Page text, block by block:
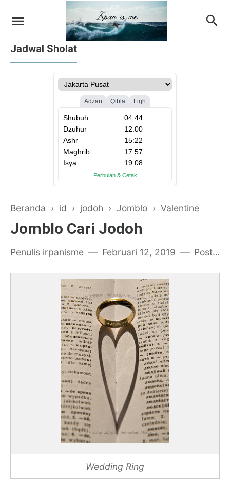
on Apple iTunes
on Google Books
Jadwal Sholat
Beranda › id › jodoh › Jomblo › Valentine
Jomblo Cari Jodoh
Penulis irpanisme Februari 12, 2019 Posting Komentar
Wedding Ring